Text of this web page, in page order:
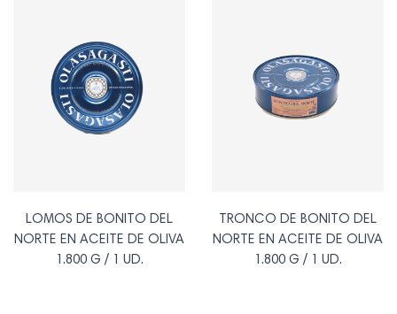
LOMOS DE BONITO DEL
NORTE EN ACEITE DE OLIVA
1.800 G / 1 UD.
TRONCO DE BONITO DEL
NORTE EN ACEITE DE OLIVA
1.800 G / 1 UD.